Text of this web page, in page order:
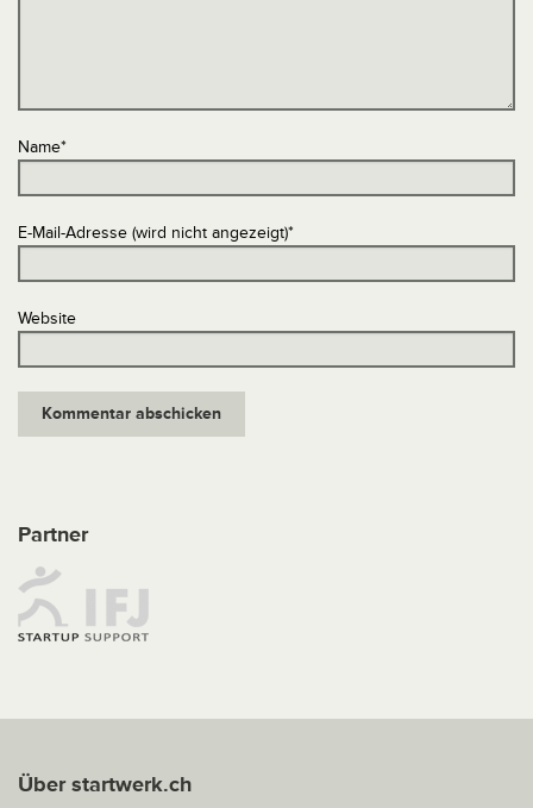
Name*
E-Mail-Adresse (wird nicht angezeigt)*
Website
Partner
Über startwerk.ch